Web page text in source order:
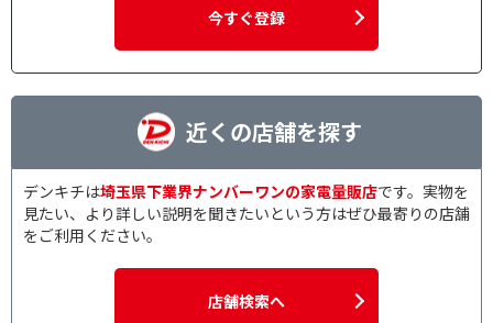
今すぐ登録
近くの店舗を探す
デンキチは埼玉県下業界ナンバーワンの家電量販店です。実物を
見たい、より詳しい説明を聞きたいという方はぜひ最寄りの店舗
をご利用ください。
店舗検索へ